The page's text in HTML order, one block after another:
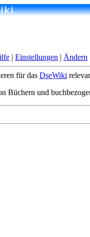
| Einstellungen | Ändern
für das DseWiki
Büchern und